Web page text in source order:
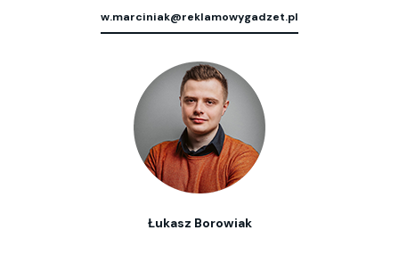
w.marciniak@reklamowygadzet.pl
Łukasz Borowiak